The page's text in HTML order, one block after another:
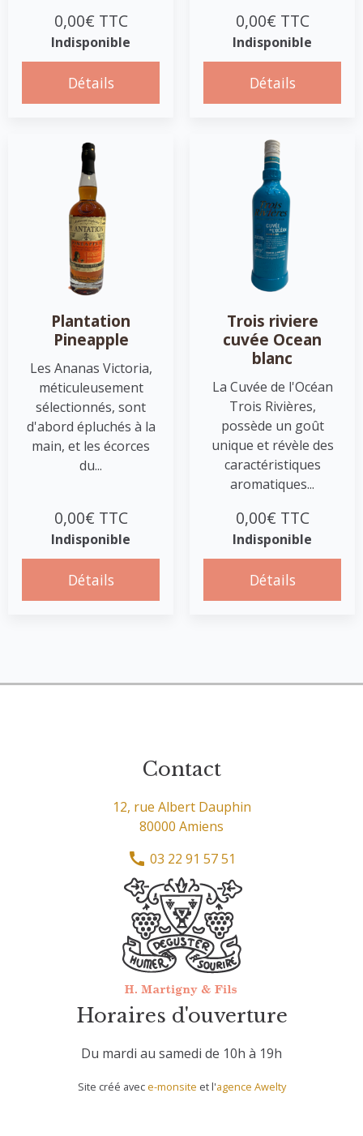
0,00€ TTC
Indisponible
Détails
0,00€ TTC
Indisponible
Détails
Plantation
Pineapple
Les Ananas Victoria,
méticuleusement
sélectionnés, sont
d'abord épluchés à la
main, et les écorces
du...
0,00€ TTC
Indisponible
Détails
Trois riviere
cuvée Ocean
blanc
La Cuvée de l'Océan
Trois Rivières,
possède un goût
unique et révèle des
caractéristiques
aromatiques...
0,00€ TTC
Indisponible
Détails
Contact
12, rue Albert Dauphin
80000 Amiens
03 22 91 57 51
Horaires d'ouverture
Du mardi au samedi de 10h à 19h
Site créé avece-monsite et l'agence Awelty